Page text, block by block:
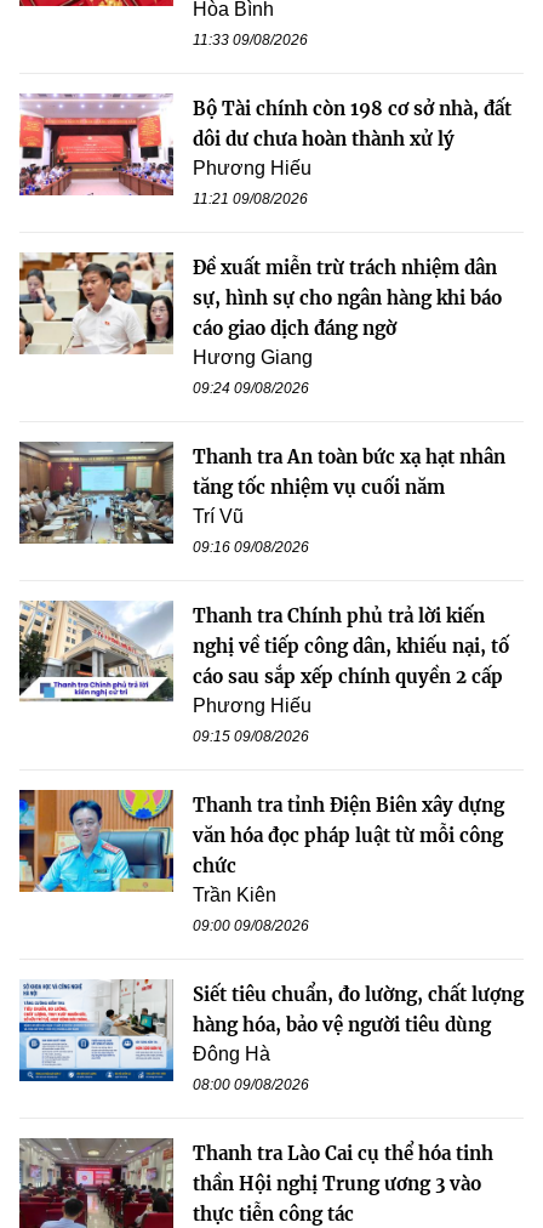
Hòa Bình
11:33 09/08/2026
Bộ Tài chính còn 198 cơ sở nhà, đất
dôi dư chưa hoàn thành xử lý
Phương Hiếu
11:21 09/08/2026
Đề xuất miễn trừ trách nhiệm dân
sự, hình sự cho ngân hàng khi báo
cáo giao dịch đáng ngờ
Hương Giang
09:24 09/08/2026
Thanh tra An toàn bức xạ hạt nhân
tăng tốc nhiệm vụ cuối năm
Trí Vũ
09:16 09/08/2026
Thanh tra Chính phủ trả lời kiến
nghị về tiếp công dân, khiếu nại, tố
cáo sau sắp xếp chính quyền 2 cấp
Phương Hiếu
09:15 09/08/2026
Thanh tra tỉnh Điện Biên xây dựng
văn hóa đọc pháp luật từ mỗi công
chức
Trần Kiên
09:00 09/08/2026
Siết tiêu chuẩn, đo lường, chất lượng
hàng hóa, bảo vệ người tiêu dùng
Đông Hà
08:00 09/08/2026
Thanh tra Lào Cai cụ thể hóa tinh
thần Hội nghị Trung ương 3 vào
thực tiễn công tác